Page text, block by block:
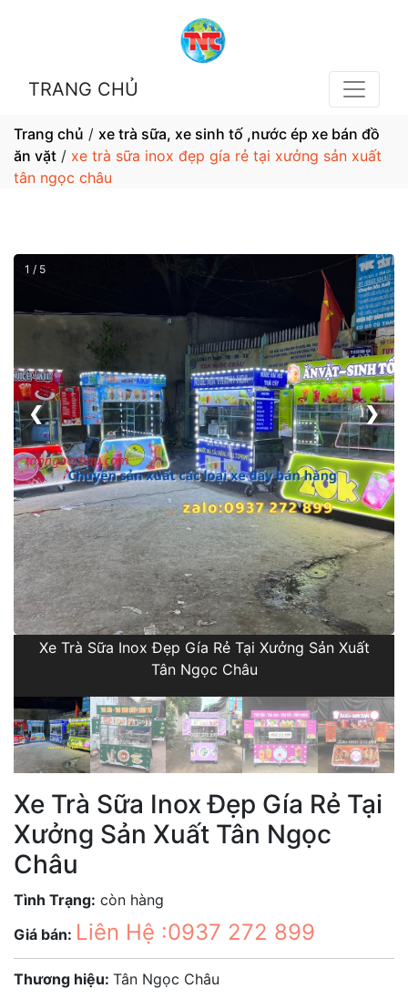
TRANG CHỦ
Trang chủ / xe trà sữa, xe sinh tố ,nước ép xe bán đồ
ăn vặt / xe trà sữa inox đẹp gía rẻ tại xưởng sản xuất
tân ngọc châu
1 / 5
❮ ❯
Xe Trà Sữa Inox Đẹp Gía Rẻ Tại Xưởng Sản Xuất
Tân Ngọc Châu
Xe Trà Sữa Inox Đẹp Gía Rẻ Tại
Xưởng Sản Xuất Tân Ngọc
Châu
Tình Trạng: còn hàng
Giá bán: Liên Hệ :0937 272 899
Thương hiệu: Tân Ngọc Châu